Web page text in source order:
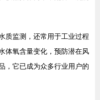
质监测，还常用于工业过程
体氧含量变化，预防潜在风
，它已成为众多行业用户的